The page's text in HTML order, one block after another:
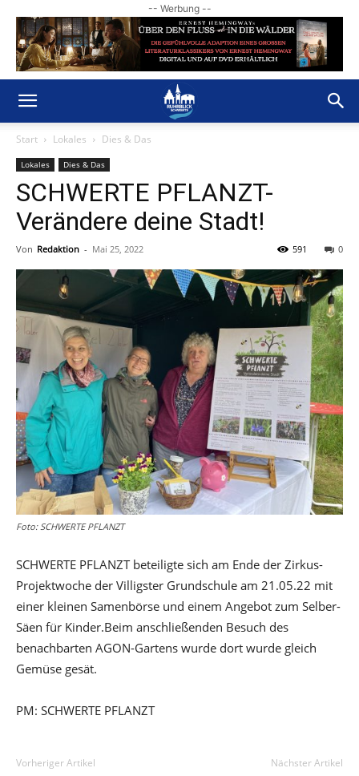
-- Werbung --
Start Lokales Dies & Das
Lokales Dies & Das
SCHWERTE PFLANZT-
Verändere deine Stadt!
Von Redaktion - Mai 25, 2022 0
591
Foto: SCHWERTE PFLANZT
SCHWERTE PFLANZT beteiligte sich am Ende der Zirkus-
Projektwoche der Villigster Grundschule am 21.05.22 mit
einer kleinen Samenbörse und einem Angebot zum Selber-
Säen für Kinder.Beim anschließenden Besuch des
benachbarten AGON-Gartens wurde dort wurde gleich
Gemüse gesät.
PM: SCHWERTE PFLANZT
Vorheriger Artikel Nächster Artikel